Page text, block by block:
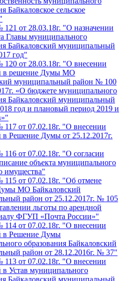
Байкаловское сельское
от 28.03.18г. "О назначении
Главы муниципального
Байкаловский муниципальный
год"
от 28.03.18г. "О внесении
в решение Думы МО
муниципальный район № 100
«О бюджете муниципального
Байкаловский муниципальный
год и плановый период 2019 и
от 07.02.18г. "О внесении
в Решение Думы от 25.12.2017г.
от 07.02.18г. "О согласии
объекта муниципального
имущества"
от 07.02.18г. "Об отмене
МО Байкаловский
район от 25.12.2017г. № 105
льготы по арендной
ФГУП «Почта России»"
от 07.02.18г. "О внесении
в Решение Думы
образования Байкаловский
район от 28.12.2016г. № 37"
от 07.02.18г. "О внесении
в Устав муниципального
Байкаловский муниципальный